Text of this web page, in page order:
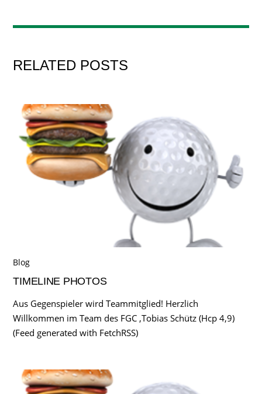
RELATED POSTS
Blog
TIMELINE PHOTOS
Aus Gegenspieler wird Teammitglied! Herzlich
Willkommen im Team des FGC ,Tobias Schütz (Hcp 4,9)
(Feed generated with FetchRSS)